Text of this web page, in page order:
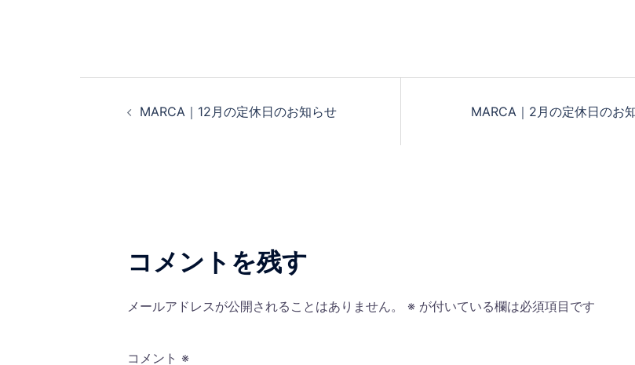
MARCA｜12月の定休日のお知らせ MARCA｜2月の定休日のお
コメントを残す
メールアドレスが公開されることはありません。 ※ が付いている欄は必須項目です
コメント ※